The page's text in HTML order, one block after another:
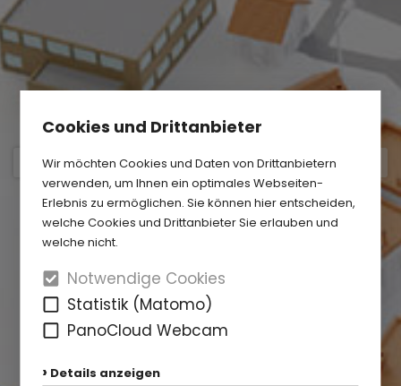
Cookies und Drittanbieter
Wir möchten Cookies und Daten von Drittanbietern
verwenden, um Ihnen ein optimales Webseiten-
Erlebnis zu ermöglichen. Sie können hier entscheiden,
welche Cookies und Drittanbieter Sie erlauben und
welche nicht.
Notwendige Cookies
Statistik (Matomo)
PanoCloud Webcam
Details anzeigen